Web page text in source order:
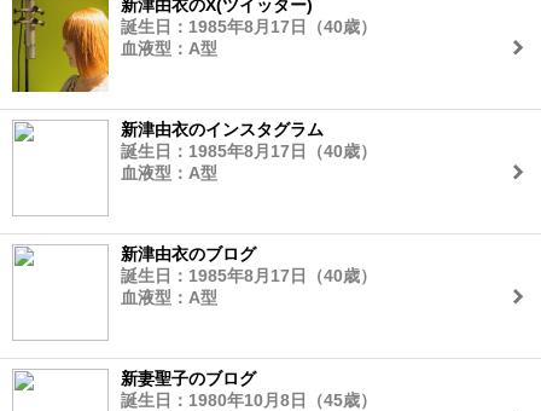
新津由衣のX(ツイッター)
誕生日：1985年8月17日（40歳）
血液型：A型
新津由衣のインスタグラム
誕生日：1985年8月17日（40歳）
血液型：A型
新津由衣のブログ
誕生日：1985年8月17日（40歳）
血液型：A型
新妻聖子のブログ
誕生日：1980年10月8日（45歳）